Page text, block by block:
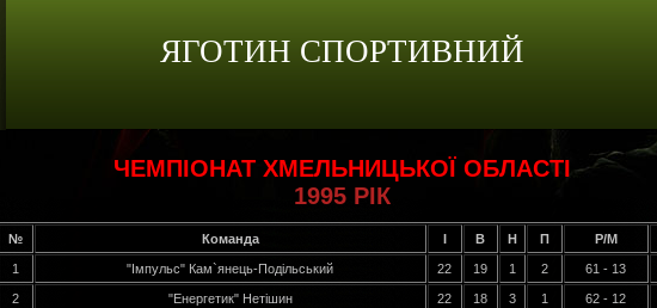
ЯГОТИН СПОРТИВНИЙ
ЧЕМПІОНАТ ХМЕЛЬНИЦЬКОЇ ОБЛАСТІ
1995 РІК
№ Команда В Н П Р/М
1 "Імпульс" Кам`янець-Подільський 22 19 1 2 61 - 13
2 "Енергетик" Нетішин 22 18 3 1 62 - 12